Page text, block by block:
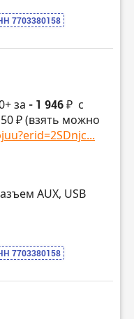
7703380158
за - 1 946 ₽ с
₽ (взять можно
AUX, USB
7703380158